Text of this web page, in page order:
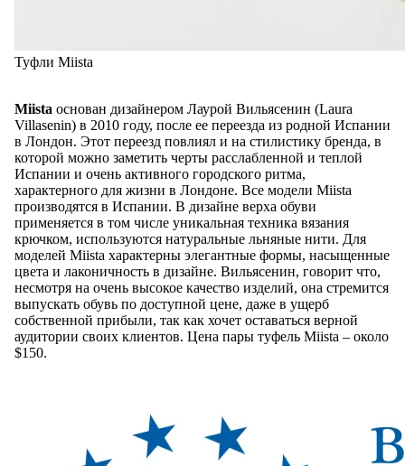
Туфли Miista
Miista основан дизайнером Лаурой Вильясенин (Laura
Villasenin) в 2010 году, после ее переезда из родной Испании
в Лондон. Этот переезд повлиял и на стилистику бренда, в
которой можно заметить черты расслабленной и теплой
Испании и очень активного городского ритма,
характерного для жизни в Лондоне. Все модели Miista
производятся в Испании. В дизайне верха обуви
применяется в том числе уникальная техника вязания
крючком, используются натуральные льняные нити. Для
моделей Miista характерны элегантные формы, насыщенные
цвета и лаконичность в дизайне. Вильясенин, говорит что,
несмотря на очень высокое качество изделий, она стремится
выпускать обувь по доступной цене, даже в ущерб
собственной прибыли, так как хочет оставаться верной
аудитории своих клиентов. Цена пары туфель Miista – около
$150.